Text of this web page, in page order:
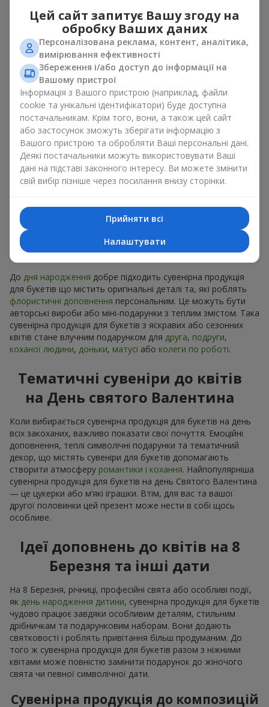
Для яскравих є сенс використати більш сміливі додаткові
акценти, як вишуканіцукеркичи дорогі сувеніри.
Сувенірна продукція для букетів повинна вибиратись,
враховуючи й привід, і людину, якій адресований подарунок.
Якщо сумніваєтесь, яка сувенірна продукція для букетів вам
потрібна — обирайте універсальні маленькі приємності,
широкий вибір яких знайдеться у нашому каталозі.
Сувеніри до букетів на різні свята
Свято задає настрій, а сувенірна продукція для букетів його
підкреслює. Саме тому сувеніри для квітів часто обирають з
урахуванням дати та події. В нашому асортименті
знайдеться сувенірна продукція для букетів, що підійде до
бюджет.
Сувенірна продукція до
букетів на День народження
До дня народження добре підходить сувенірна продукція
для букетів що містить оригінальні деталі та, які роблять
флористичні доповнення персональним. Це можуть бути
авторські вироби або міні-подарунки з теплим змістом. Така
сувенірна продукція для букетів з яскравих або сезонних
квітів стане влучним подарунком для друга, подруги,
коханої людини, доньки, матусі або колеги по роботі.
Тематичні сувеніри до квітів
на День святого Валентина
Коли вибирається сувенірна продукція для букетів на день
всіх закоханих, важливо показати свої почуття. Емоційні
доповнення, теплі символічні подарунки та тематичний
декор, що містять сувеніри для букетів допомагають
створити атмосферу романтики і кохання. Найпопулярніша
сувенірна продукція для букетів на день Святого Валентина
— це цукерки або м’які іграшки. Втім, для вас та вашої
другої половинки цей презент може нести в собі щось
особливе.
Ідеї доповнень до квітів на 8
Березня та інші дати
На 8 Березня, річниці, професійні свята або особливі події,
як день народження дитини, сувенірна продукція для букетів
чудово працює завдяки особливим деталям, стильним
дрібничкам та подарунковим наборам. Вони додають
святковості і роблять привітання більш продуманим. До
того ж сувенірна продукція для букетів разом з ніжними
квітами може повністю замінити подарунок до жіночого
свята чи певної символічної дати.
Сувенірна продукція до композицій
Цей сайт запитує Вашу згоду на
обробку Ваших даних
Персоналізована реклама, контент, аналітика,
вимірювання ефективності
Збереження і/або доступ до інформації на
Вашому пристрої
Інформація з Вашого пристрою (наприклад, файли
cookie та унікальні ідентифікатори) буде доступна
постачальникам. Крім того, вони, а також цей сайт
або застосунок зможуть зберігати інформацію з
Вашого пристрою та обробляти Ваші персональні дані.
Деякі постачальники можуть використовувати Ваші
дані на підставі законного інтересу. Ви можете змінити
свій вибір пізніше через посилання внизу сторінки.
Прийняти всі
Налаштувати